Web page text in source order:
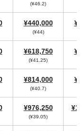
(¥46.2)
¥440,000
(¥44)
¥618,750
(¥41.25)
¥814,000
(¥40.7)
¥976,250
(¥39.05)